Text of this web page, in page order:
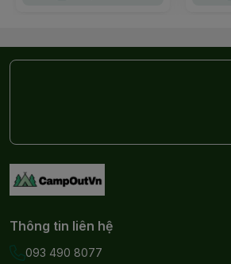
Thông tin liên hệ
093 490 8077